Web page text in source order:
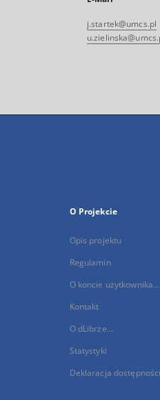
j.startek@umcs.pl
O Projekcie
Opis projektu
Regulamin
O koncie użytkownika...
Kontakt
O dLibrze...
Statystyki
Deklaracja dostępności